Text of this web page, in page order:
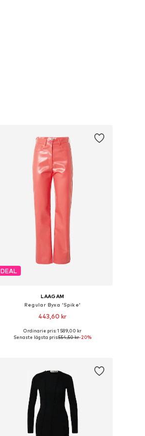
DEAL
LAAGAM
Regular Byxa 'Spike'
443,60 kr
Tillgängliga storlekar: 34
Ordinarie pris: 1 589,00 kr
Senaste lägsta pris:554,50 kr-20%